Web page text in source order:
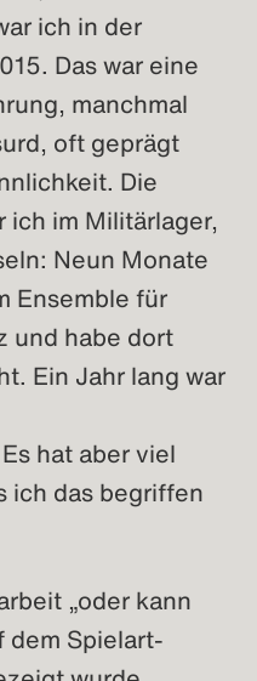
ich in der
Das war eine
manchmal
oft geprägt
Die
ich im Militärlager,
Neun Monate
Ensemble für
und habe dort
Ein Jahr lang war
hat aber viel
ich das begriffen
„oder kann
dem Spielart-